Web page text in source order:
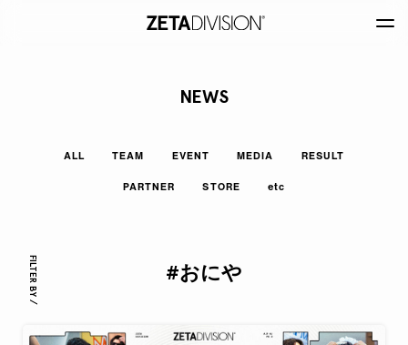
NEWS
ALL TEAM EVENT MEDIA RESULT
PARTNER STORE etc
FILTER BY / #おにや